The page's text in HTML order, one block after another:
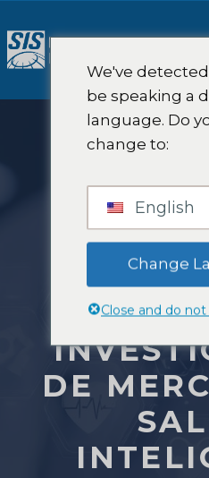
al
contenido
DE
We've
be speaking a
language. Do
change to:
English
Change
Close and do